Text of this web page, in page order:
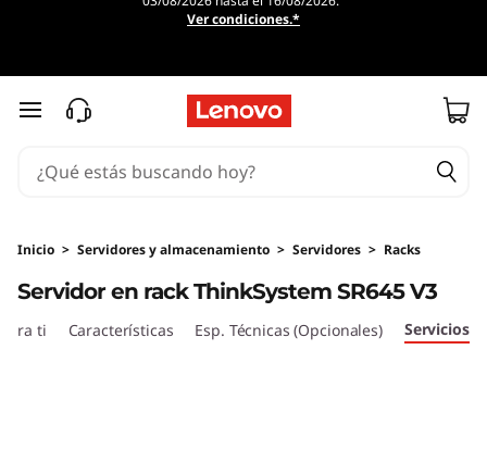
e
d
o
Ver condiciones.*
Ir al contenido principal
Inicio > Servidores y almacenamiento > Servidores > Racks
Servidor en rack ThinkSystem SR645 V3
ti Características Esp. Técnicas (Opcionales) Servicios